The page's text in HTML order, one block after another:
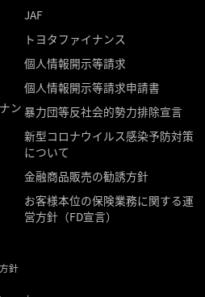
ン
JAF
トヨタファイナンス
個人情報開示等請求
個人情報開示等請求申請書
暴力団等反社会的勢力排除宣言
新型コロナウイルス感染予防対策
について
金融商品販売の勧誘方針
お客様本位の保険業務に関する運
営方針（FD宣言）
針